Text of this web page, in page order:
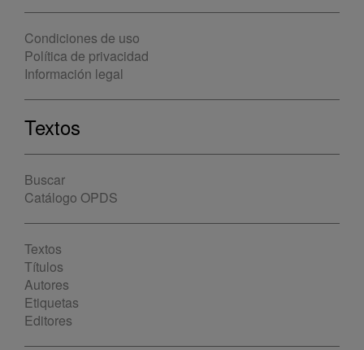
Condiciones de uso
Política de privacidad
Información legal
Textos
Buscar
Catálogo OPDS
Textos
Títulos
Autores
Etiquetas
Editores